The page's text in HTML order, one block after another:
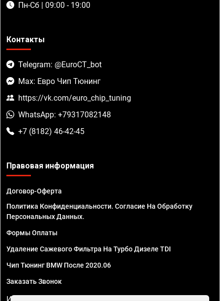
Пн-Сб | 09:00 - 19:00
Контакты
Telegram: @EuroCT_bot
Max: Евро Чип Тюнинг
https://vk.com/euro_chip_tuning
WhatsApp: +79317082148
+7 (8182) 46-42-45
Правовая информация
Договор-Оферта
Политика Конфиденциальности. Согласие На Обработку
Персональных Данных.
Формы Оплаты
Удаление Сажевого Фильтра На Турбо Дизеле TDI
Чип Тюнинг BMW После 2020.06
Заказать Звонок